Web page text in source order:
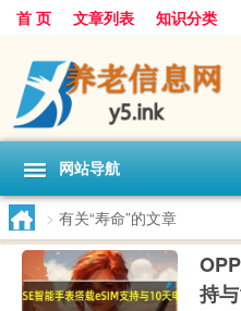
首 页 文章列表 知识分类
网站导航
> 有关“寿命”的文章
持